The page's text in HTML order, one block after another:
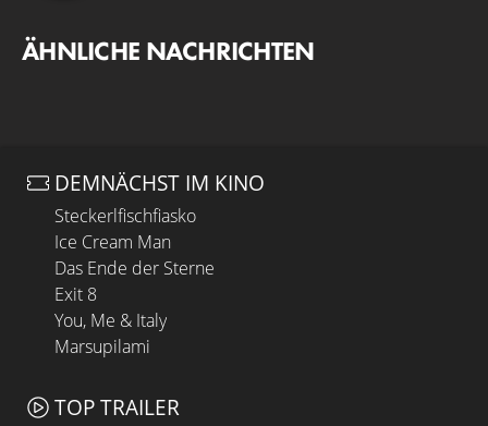
ÄHNLICHE NACHRICHTEN
DEMNÄCHST IM KINO
Steckerlfischfiasko
Ice Cream Man
Das Ende der Sterne
Exit 8
You, Me & Italy
Marsupilami
TOP TRAILER